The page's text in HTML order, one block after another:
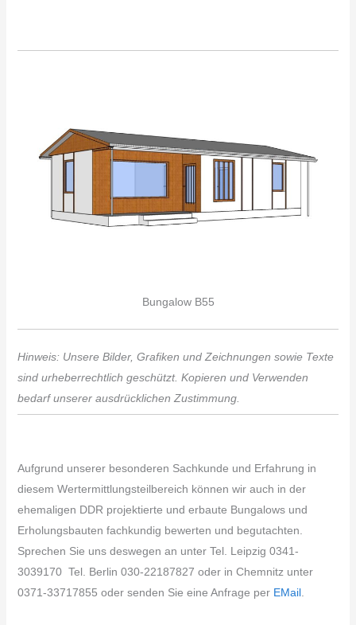
Bungalow B55
Hinweis: Unsere Bilder, Grafiken und Zeichnungen sowie Texte
sind urheberrechtlich geschützt. Kopieren und Verwenden
bedarf unserer ausdrücklichen Zustimmung.
Aufgrund unserer besonderen Sachkunde und Erfahrung in
diesem Wertermittlungsteilbereich können wir auch in der
ehemaligen DDR projektierte und erbaute Bungalows und
Erholungsbauten fachkundig bewerten und begutachten.
Sprechen Sie uns deswegen an unter Tel. Leipzig 0341-
3039170 Tel. Berlin 030-22187827 oder in Chemnitz unter
0371-33717855 oder senden Sie eine Anfrage per EMail.